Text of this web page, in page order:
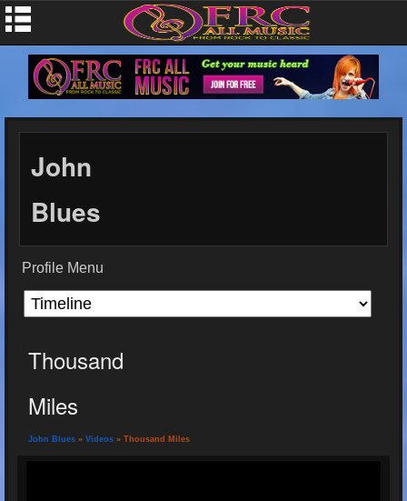
John
Blues
Profile Menu
Thousand
Miles
John Blues » Videos » Thousand Miles